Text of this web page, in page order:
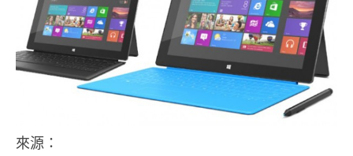
來源：